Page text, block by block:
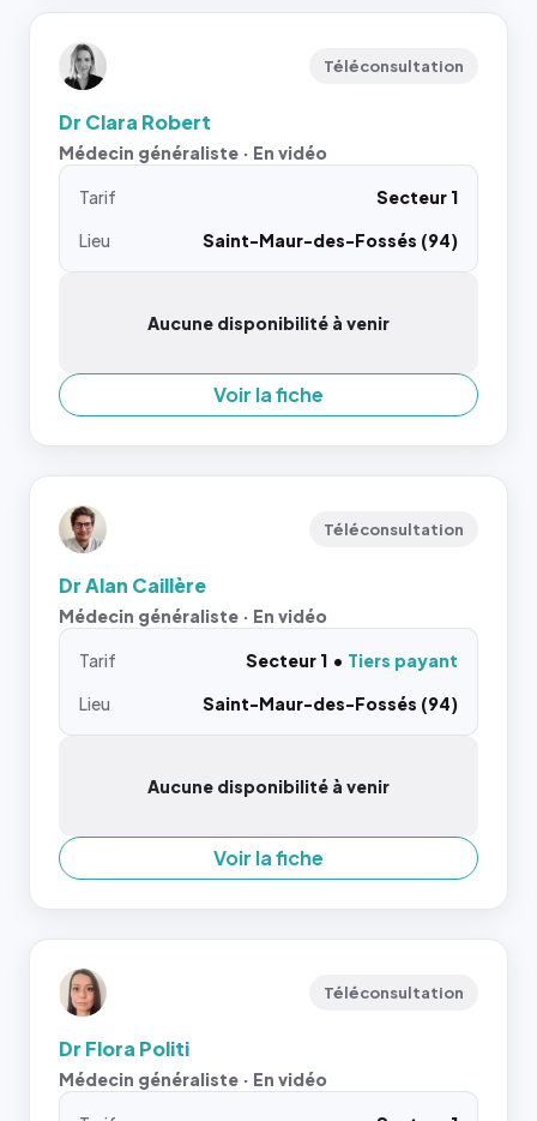
Téléconsultation
Dr Clara Robert
Médecin généraliste · En vidéo
Tarif
Secteur 1
Lieu
Saint-Maur-des-Fossés (94)
Aucune disponibilité à venir
Voir la fiche
Téléconsultation
Dr Alan Caillère
Médecin généraliste · En vidéo
Tarif Secteur 1
Tiers payant
Lieu
Saint-Maur-des-Fossés (94)
Aucune disponibilité à venir
Voir la fiche
Téléconsultation
Dr Flora Politi
Médecin généraliste · En vidéo